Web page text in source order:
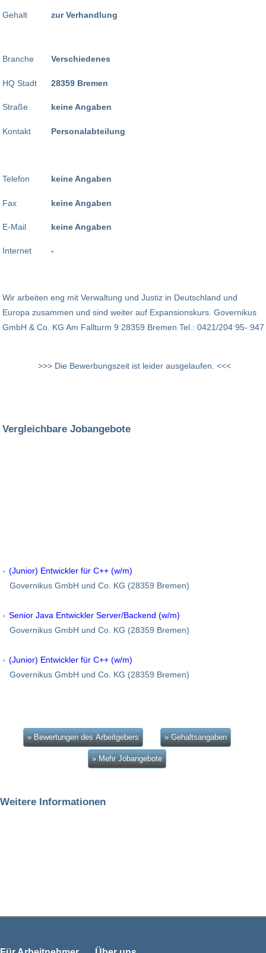
Gehalt zur Verhandlung
Branche
HQ Stadt
Straße
Kontakt
Telefon
Fax
E-Mail
Internet
Verschiedenes
28359 Bremen
keine Angaben
Personalabteilung
keine Angaben
keine Angaben
keine Angaben
-
Wir arbeiten eng mit Verwaltung und Justiz in Deutschland und
Europa zusammen und sind weiter auf Expansionskurs. Governikus
GmbH & Co. KG Am Fallturm 9 28359 Bremen Tel.: 0421/204 95- 947
>>> Die Bewerbungszeit ist leider ausgelaufen. <<<
Vergleichbare Jobangebote
(Junior) Entwickler für C++ (w/m)
Governikus GmbH und Co. KG (28359 Bremen)
Senior Java Entwickler Server/Backend (w/m)
Governikus GmbH und Co. KG (28359 Bremen)
(Junior) Entwickler für C++ (w/m)
Governikus GmbH und Co. KG (28359 Bremen)
» Bewertungen des Arbeitgebers » Gehaltsangaben
» Mehr Jobangebote
Weitere Informationen